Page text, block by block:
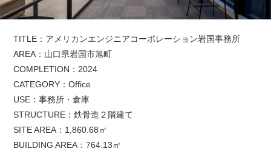
TITLE：アメリカンエンジニアコーポレーション岩国事務所
AREA：山口県岩国市旭町
COMPLETION：2024
CATEGORY：Office
USE：事務所・倉庫
STRUCTURE：鉄骨造２階建て
SITE AREA：1,860.68㎡
BUILDING AREA：764.13㎡